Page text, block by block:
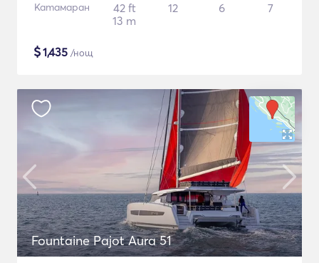
Катамаран
42 ft
13 m
12 6 7
$1,435 /нощ
Fountaine Pajot Aura 51